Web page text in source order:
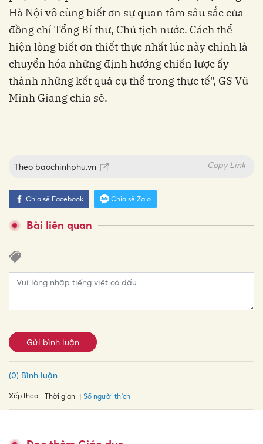
Hà Nội vô cùng biết ơn sự quan tâm sâu sắc của
đồng chí Tổng Bí thư, Chủ tịch nước. Cách thể
hiện lòng biết ơn thiết thực nhất lúc này chính là
chuyển hóa những định hướng chiến lược ấy
thành những kết quả cụ thể trong thực tế", GS Vũ
Minh Giang chia sẻ.
Theo baochinhphu.vn Copy Link
Chia sẻ Facebook Chia sẻ Zalo
Bài liên quan
Gửi bình luận
(0) Bình luận
Xếp theo: Thời gian Số người thích